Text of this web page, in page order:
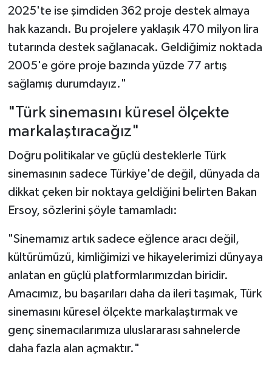
2025'te ise şimdiden 362 proje destek almaya
hak kazandı. Bu projelere yaklaşık 470 milyon lira
tutarında destek sağlanacak. Geldiğimiz noktada
2005'e göre proje bazında yüzde 77 artış
sağlamış durumdayız."
"Türk sinemasını küresel ölçekte
markalaştıracağız"
Doğru politikalar ve güçlü desteklerle Türk
sinemasının sadece Türkiye'de değil, dünyada da
dikkat çeken bir noktaya geldiğini belirten Bakan
Ersoy, sözlerini şöyle tamamladı:
"Sinemamız artık sadece eğlence aracı değil,
kültürümüzü, kimliğimizi ve hikayelerimizi dünyaya
anlatan en güçlü platformlarımızdan biridir.
Amacımız, bu başarıları daha da ileri taşımak, Türk
sinemasını küresel ölçekte markalaştırmak ve
genç sinemacılarımıza uluslararası sahnelerde
daha fazla alan açmaktır."